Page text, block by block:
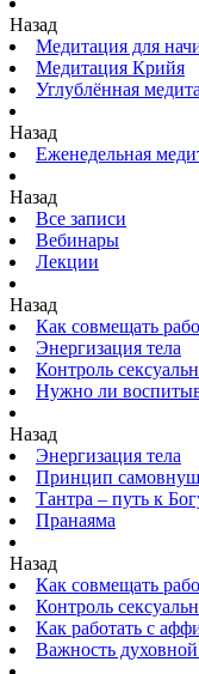
Назад
Медитация для
Медитация Крийя
Углублённая
Назад
Еженедельная
Назад
Все записи
Вебинары
Лекции
Назад
Как совмещать
Энергизация тела
Контроль
Нужно ли
Назад
Энергизация тела
Принцип
Тантра – путь к
Пранаяма
Назад
Как совмещать
Контроль
Как работать с
Важность